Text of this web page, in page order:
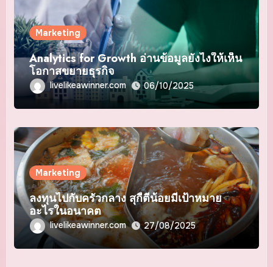
Marketing
Analytics for Growth อ่านข้อมูลยังไงให้เห็น
โอกาสขยายธุรกิจ
livelikeawinner.com 06/10/2025
Marketing
ลงทุนไปกับครัวกลาง สุกี้ตี๋น้อยมีเป้าหมาย
อะไรในอนาคต
livelikeawinner.com 27/08/2025